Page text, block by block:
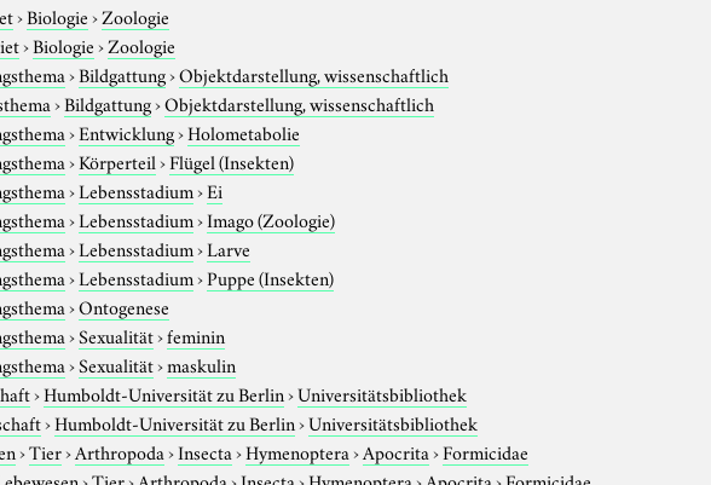
›Biologie›Zoologie
›Biologie›Zoologie
›Bildgattung›Objektdarstellung, wissenschaftlich
›Bildgattung›Objektdarstellung, wissenschaftlich
›Entwicklung›Holometabolie
›Körperteil›Flügel (Insekten)
›Lebensstadium›Ei
›Lebensstadium›Imago (Zoologie)
›Lebensstadium›Larve
›Lebensstadium›Puppe (Insekten)
›Ontogenese
›Sexualität›feminin
›Sexualität›maskulin
›Humboldt-Universität zu Berlin›Universitätsbibliothek
›Humboldt-Universität zu Berlin›Universitätsbibliothek
›Tier›Arthropoda›Insecta›Hymenoptera›Apocrita›Formicidae